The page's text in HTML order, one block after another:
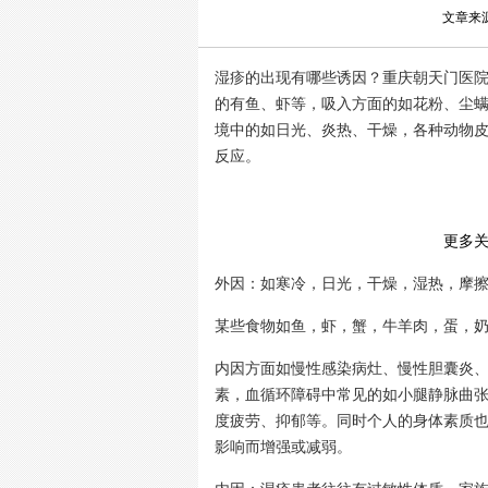
文章来
湿疹的出现有哪些诱因？重庆朝天门医
的有鱼、虾等，吸入方面的如花粉、尘
境中的如日光、炎热、干燥，各种动物
反应。
更多
外因：如寒冷，日光，干燥，湿热，摩
某些食物如鱼，虾，蟹，牛羊肉，蛋，
内因方面如慢性感染病灶、慢性胆囊炎
素，血循环障碍中常见的如小腿静脉曲
度疲劳、抑郁等。同时个人的身体素质
影响而增强或减弱。